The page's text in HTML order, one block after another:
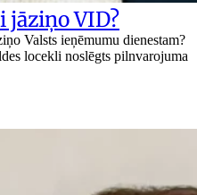
jāziņo VID?
Valsts ieņēmumu dienestam?
locekli noslēgts pilnvarojuma